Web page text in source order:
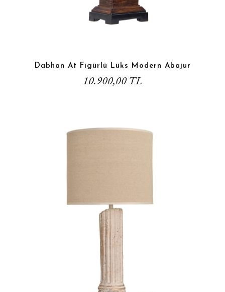
Dabhan At Figürlü Lüks Modern Abajur
10.900,00 TL